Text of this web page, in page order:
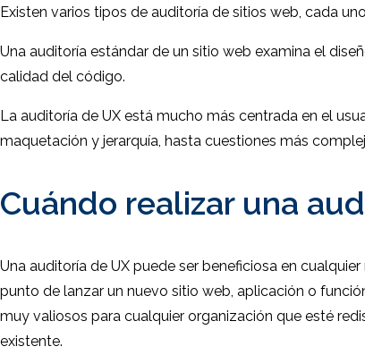
Existen varios tipos de auditoría de sitios web, cada
Una auditoría estándar de un sitio web examina el
calidad del código.
La auditoría de UX está mucho más centrada en el
maquetación y jerarquía, hasta cuestiones más
Cuándo realizar una
Una auditoría de UX puede ser beneficiosa en
punto de lanzar un nuevo sitio web, aplicación o
muy valiosos para cualquier organización que esté
existente.